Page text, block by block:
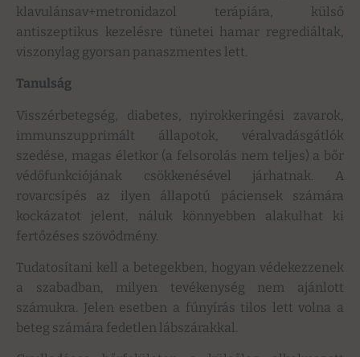
klavulánsav+metronidazol terápiára, külső
antiszeptikus kezelésre tünetei hamar regrediáltak,
viszonylag gyorsan panaszmentes lett.
Tanulság
Visszérbetegség, diabetes, nyirokkeringési zavarok,
immunszupprimált állapotok, véralvadásgátlók
szedése, magas életkor (a felsorolás nem teljes) a bőr
védőfunkciójának csökkenésével járhatnak. A
rovarcsípés az ilyen állapotú páciensek számára
kockázatot jelent, náluk könnyebben alakulhat ki
fertőzéses szövődmény.
Tudatosítani kell a betegekben, hogyan védekezzenek
a szabadban, milyen tevékenység nem ajánlott
számukra. Jelen esetben a fűnyírás tilos lett volna a
beteg számára fedetlen lábszárakkal.